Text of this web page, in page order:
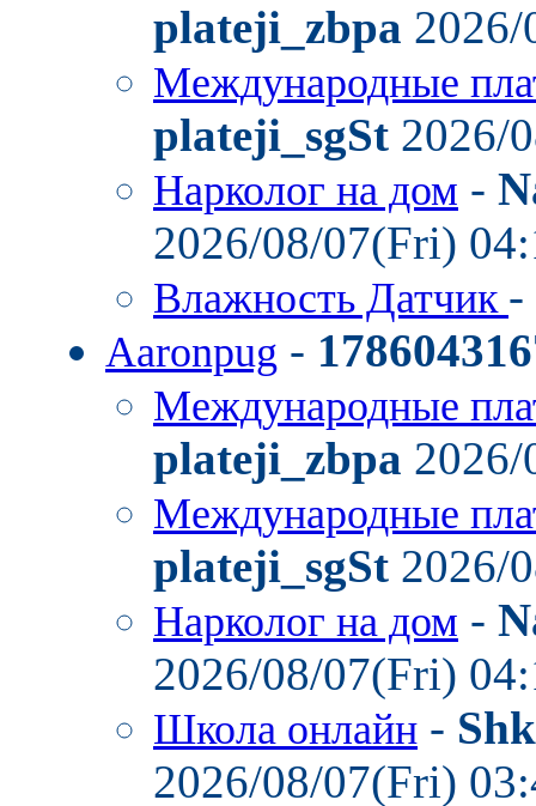
plateji_zbpa
Международные
plateji_sgSt 2026/
Нарколог на дом -
2026/08/07(Fri)
Влажность Датчик -
Aaronpug -
Международные
plateji_zbpa
Международные
plateji_sgSt 2026/
Нарколог на дом -
2026/08/07(Fri)
Школа онлайн -
2026/08/07(Fri)